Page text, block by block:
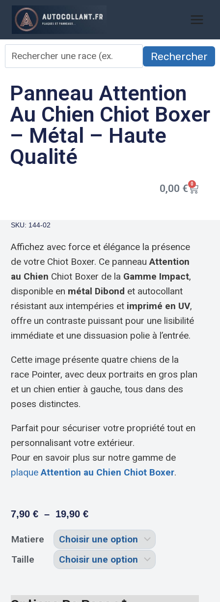
Rechercher
Panneau Attention
Au Chien Chiot Boxer
– Métal – Haute
Qualité
0,00 € 0
SKU: 144-02
Affichez avec force et élégance la présence
de votre Chiot Boxer. Ce panneauAttention
au Chien Chiot Boxer de la Gamme Impact,
disponible en métal Dibond et autocollant
résistant aux intempéries et imprimé en UV,
offre un contraste puissant pour une lisibilité
immédiate et une dissuasion polie à l’entrée.
Cette image présente quatre chiens de la
race Pointer, avec deux portraits en gros plan
et un chien entier à gauche, tous dans des
poses distinctes.
Parfait pour sécuriser votre propriété tout en
personnalisant votre extérieur.
Pour en savoir plus sur notre gamme de
plaqueAttention au Chien Chiot Boxer.
7,90€ – 19,90€
Matiere
Taille